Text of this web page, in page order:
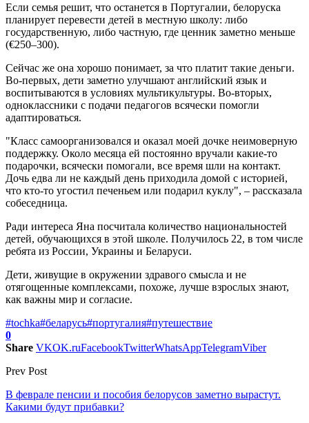
Если семья решит, что останется в Португалии, белоруска
планирует перевести детей в местную школу: либо
государственную, либо частную, где ценник заметно меньше
(€250–300).
Сейчас же она хорошо понимает, за что платит такие деньги.
Во-первых, дети заметно улучшают английский язык и
воспитываются в условиях мультикультуры. Во-вторых,
одноклассники с подачи педагогов всячески помогли
адаптироваться.
"Класс самоорганизовался и оказал моей дочке неимоверную
поддержку. Около месяца ей постоянно вручали какие-то
подарочки, всячески помогали, все время шли на контакт.
Дочь едва ли не каждый день приходила домой с историей,
что кто-то угостил печеньем или подарил куклу", – рассказала
собеседница.
Ради интереса Яна посчитала количество национальностей
детей, обучающихся в этой школе. Получилось 22, в том числе
ребята из России, Украины и Беларуси.
Дети, живущие в окружении здравого смысла и не
отягощенные комплексами, похоже, лучше взрослых знают,
как важны мир и согласие.
#tochka#беларусь#португалия#путешествие
0
Share VKOK.ruFacebookTwitterWhatsAppTelegramViber
Prev Post
В феврале пенсии и пособия белорусов заметно вырастут.
Какими будут прибавки?